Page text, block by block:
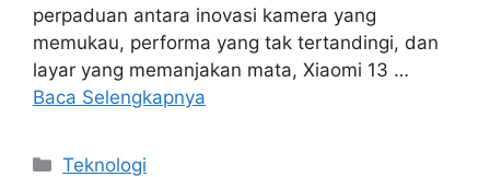
perpaduan antara inovasi kamera yang
memukau, performa yang tak tertandingi, dan
layar yang memanjakan mata, Xiaomi 13 …
Baca Selengkapnya
Kategori
Teknologi